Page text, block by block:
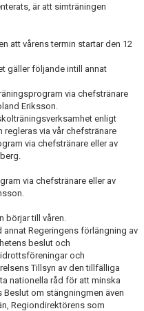
är att simträningen
att vårens termin startar den 12
gäller följande intill annat
via chefstränare
Eriksson.
enligt
via vår chefstränare
via chefstränare eller av
via chefstränare eller av
börjar till våren.
Regeringens förlängning av
beslut och
och
Tillsyn av den tillfälliga
nationella råd för att minska
om stängningmen även
Regiondirektörens som